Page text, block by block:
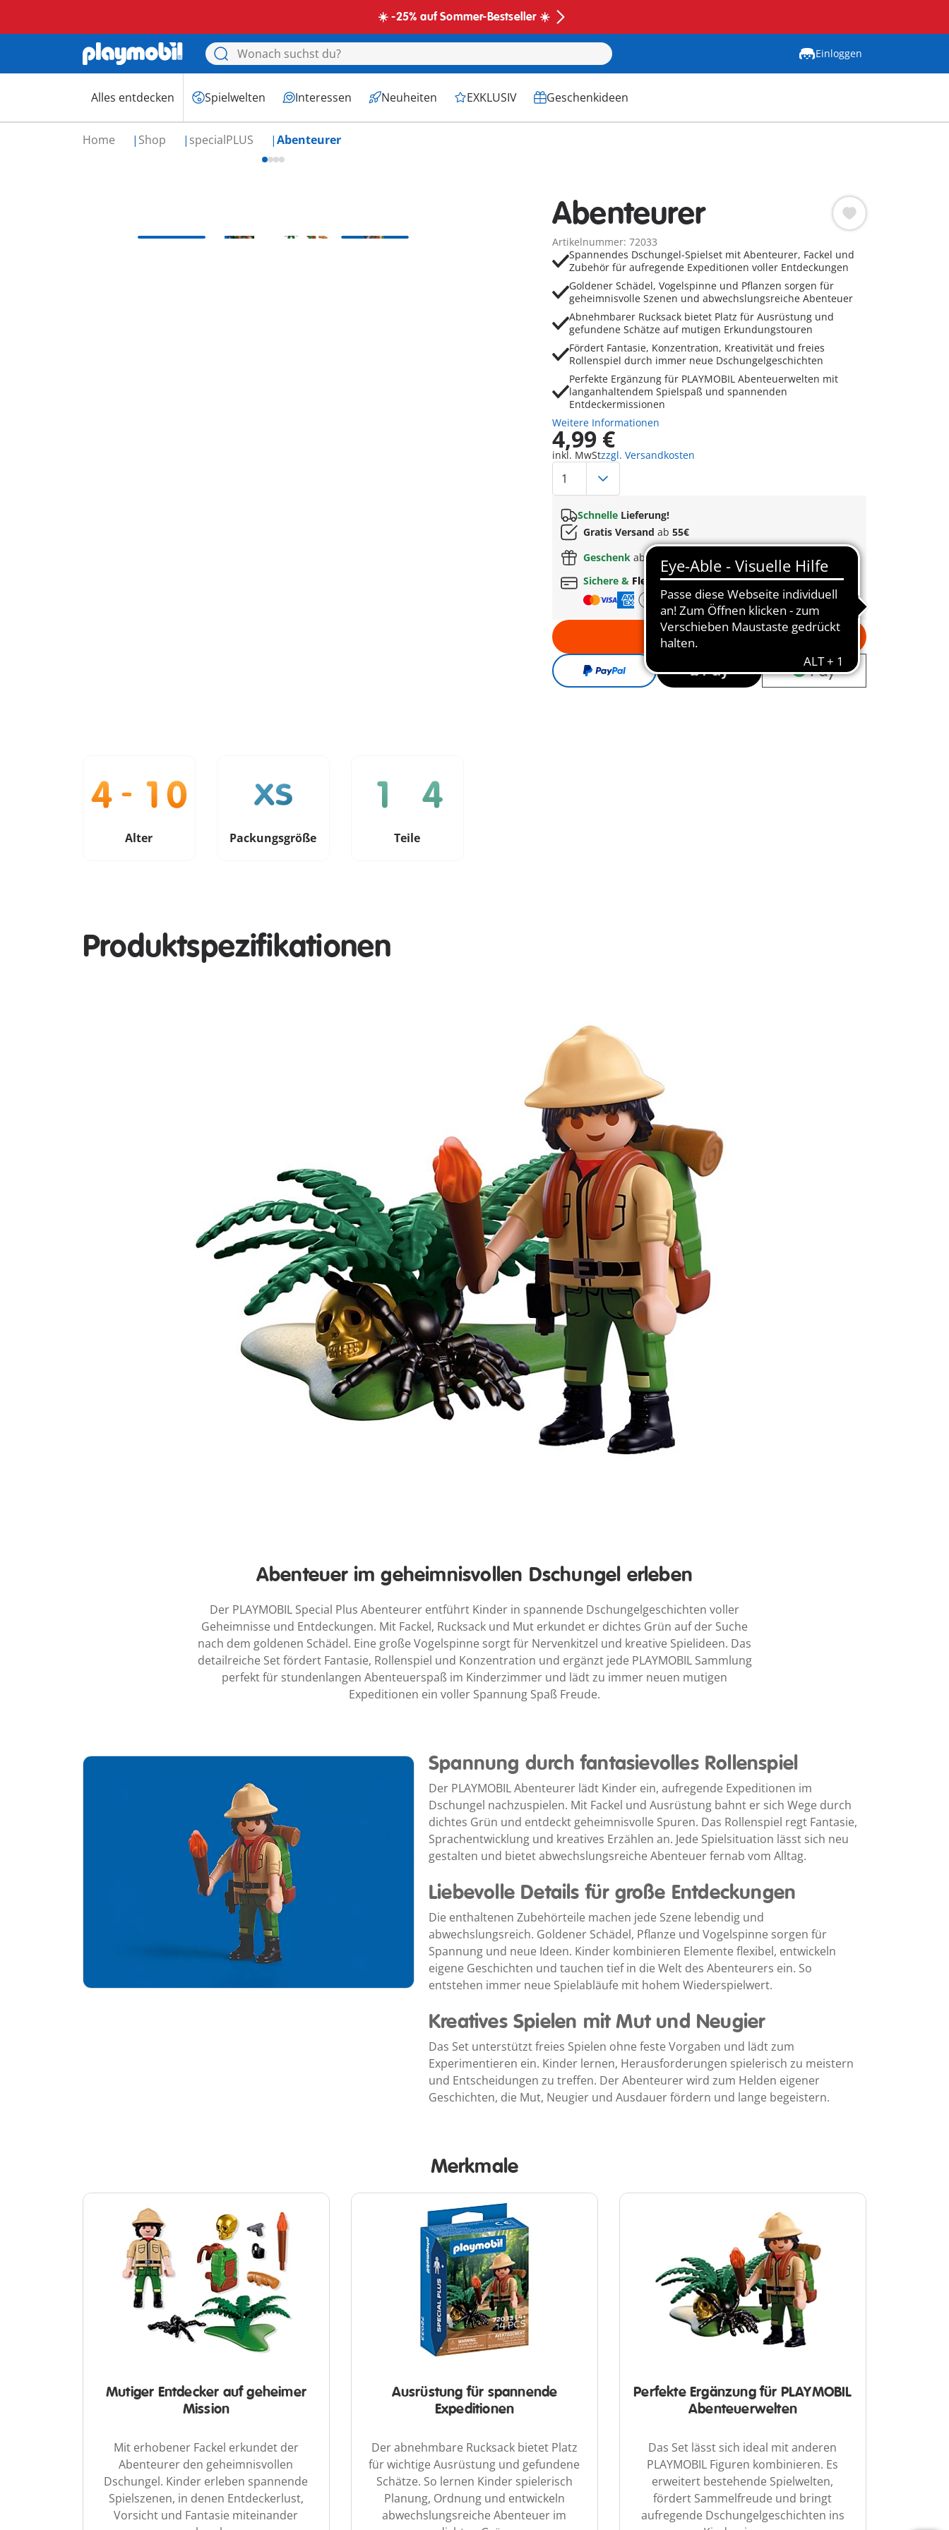
☀️ -25% auf Sommer-Bestseller ☀️
Einloggen
Alles entdecken Spielwelten Interessen Neuheiten EXKLUSIV Geschenkideen
Home Shop specialPLUS Abenteurer
Abenteurer
Artikelnummer: 72033
Spannendes Dschungel-Spielset mit Abenteurer, Fackel und
Zubehör für aufregende Expeditionen voller Entdeckungen
Goldener Schädel, Vogelspinne und Pflanzen sorgen für
geheimnisvolle Szenen und abwechslungsreiche Abenteuer
Abnehmbarer Rucksack bietet Platz für Ausrüstung und
gefundene Schätze auf mutigen Erkundungstouren
Fördert Fantasie, Konzentration, Kreativität und freies
Rollenspiel durch immer neue Dschungelgeschichten
Perfekte Ergänzung für PLAYMOBIL Abenteuerwelten mit
langanhaltendem Spielspaß und spannenden
Entdeckermissionen
Weitere Informationen
4,99 €
inkl. MwStzzgl. Versandkosten
SchnelleLieferung!
Gratis Versand ab 55€
Geschenk ab35€Bestellwert
Sichere & Flexible Zahlung
In den Warenkorb
Alter Packungsgröße Teile
Produktspezifikationen
Abenteuer im geheimnisvollen Dschungel erleben
Der PLAYMOBIL Special Plus Abenteurer entführt Kinder in spannende Dschungelgeschichten voller
Geheimnisse und Entdeckungen. Mit Fackel, Rucksack und Mut erkundet er dichtes Grün auf der Suche
nach dem goldenen Schädel. Eine große Vogelspinne sorgt für Nervenkitzel und kreative Spielideen. Das
detailreiche Set fördert Fantasie, Rollenspiel und Konzentration und ergänzt jede PLAYMOBIL Sammlung
perfekt für stundenlangen Abenteuerspaß im Kinderzimmer und lädt zu immer neuen mutigen
Expeditionen ein voller Spannung Spaß Freude.
Spannung durch fantasievolles Rollenspiel
Der PLAYMOBIL Abenteurer lädt Kinder ein, aufregende Expeditionen im
Dschungel nachzuspielen. Mit Fackel und Ausrüstung bahnt er sich Wege durch
dichtes Grün und entdeckt geheimnisvolle Spuren. Das Rollenspiel regt Fantasie,
Sprachentwicklung und kreatives Erzählen an. Jede Spielsituation lässt sich neu
gestalten und bietet abwechslungsreiche Abenteuer fernab vom Alltag.
Liebevolle Details für große Entdeckungen
Die enthaltenen Zubehörteile machen jede Szene lebendig und
abwechslungsreich. Goldener Schädel, Pflanze und Vogelspinne sorgen für
Spannung und neue Ideen. Kinder kombinieren Elemente flexibel, entwickeln
eigene Geschichten und tauchen tief in die Welt des Abenteurers ein. So
entstehen immer neue Spielabläufe mit hohem Wiederspielwert.
Kreatives Spielen mit Mut und Neugier
Das Set unterstützt freies Spielen ohne feste Vorgaben und lädt zum
Experimentieren ein. Kinder lernen, Herausforderungen spielerisch zu meistern
und Entscheidungen zu treffen. Der Abenteurer wird zum Helden eigener
Geschichten, die Mut, Neugier und Ausdauer fördern und lange begeistern.
Merkmale
Mutiger Entdecker auf geheimer
Mission
Mit erhobener Fackel erkundet der
Abenteurer den geheimnisvollen
Dschungel. Kinder erleben spannende
Spielszenen, in denen Entdeckerlust,
Vorsicht und Fantasie miteinander
Ausrüstung für spannende
Expeditionen
Der abnehmbare Rucksack bietet Platz
für wichtige Ausrüstung und gefundene
Schätze. So lernen Kinder spielerisch
Planung, Ordnung und entwickeln
abwechslungsreiche Abenteuer im
Perfekte Ergänzung für PLAYMOBIL
Abenteuerwelten
Das Set lässt sich ideal mit anderen
PLAYMOBIL Figuren kombinieren. Es
erweitert bestehende Spielwelten,
fördert Sammelfreude und bringt
aufregende Dschungelgeschichten ins